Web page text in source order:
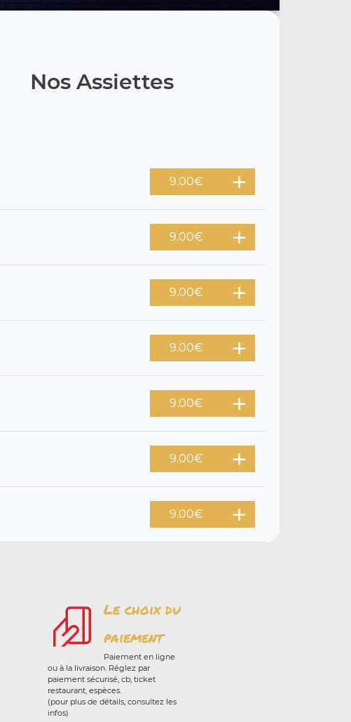
Nos Assiettes
9.00€
9.00€
9.00€
9.00€
9.00€
9.00€
9.00€
Le choix du
paiement
Paiement en ligne
ou à la livraison. Réglez par
paiement sécurisé, cb, ticket
restaurant, espèces.
(pour plus de détails, consultez les
infos)